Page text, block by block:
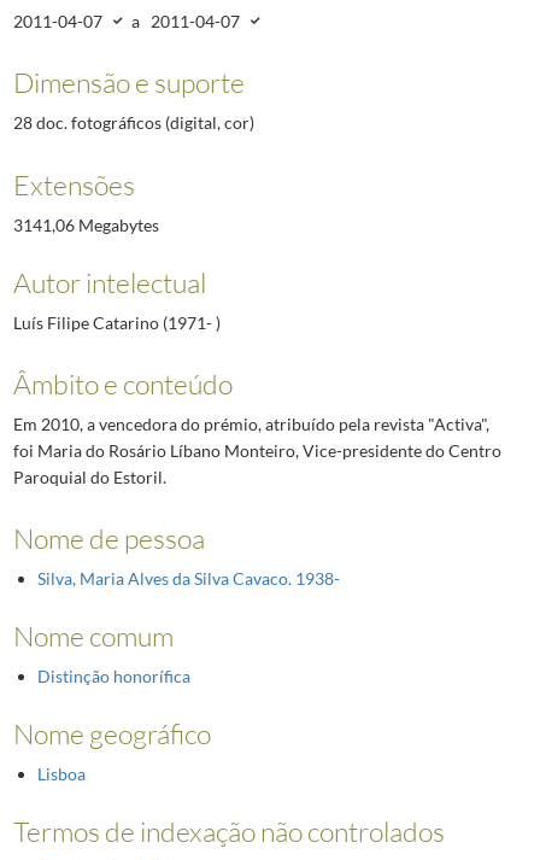
2011-04-07 a 2011-04-07
Dimensão e suporte
28 doc. fotográficos (digital, cor)
Extensões
3141,06 Megabytes
Autor intelectual
Luís Filipe Catarino (1971- )
Âmbito e conteúdo
Em 2010, a vencedora do prémio, atribuído pela revista "Activa",
foi Maria do Rosário Líbano Monteiro, Vice-presidente do Centro
Paroquial do Estoril.
Nome de pessoa
Silva, Maria Alves da Silva Cavaco. 1938-
Nome comum
Distinção honorífica
Nome geográfico
Lisboa
Termos de indexação não controlados